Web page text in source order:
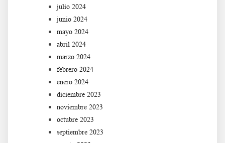
julio 2024
junio 2024
mayo 2024
abril 2024
marzo 2024
febrero 2024
enero 2024
diciembre 2023
noviembre 2023
octubre 2023
septiembre 2023